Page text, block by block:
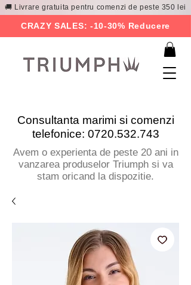
🚚 Livrare gratuita pentru comenzi de peste 350 lei
CRAZY SALES: -10-30% Reducere
Consultanta marimi si comenzi
telefonice: 0720.532.743
Avem o experienta de peste 20 ani in
vanzarea produselor Triumph si va
stam oricand la dispozitie.